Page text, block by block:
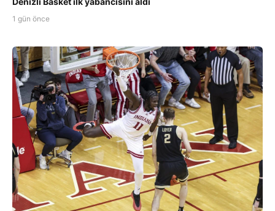
1 gün önce